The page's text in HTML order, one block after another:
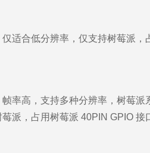
适合低分辨率，仅支持树莓派
率高，支持多种分辨率，树莓派
派，占用树莓派 40PIN GPIO 接